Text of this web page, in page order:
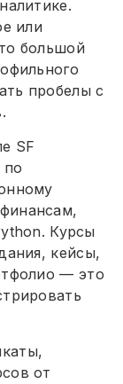
или
большой
пробелы с
SF
по
Курсы
кейсы,
— это
от